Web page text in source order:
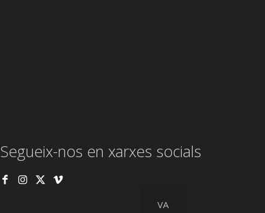
Segueix-nos en xarxes socials
VA